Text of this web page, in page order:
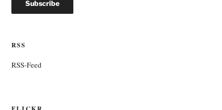
RSS
RSS-Feed